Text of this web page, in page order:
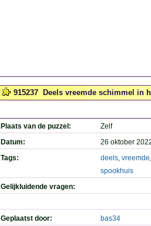
915237 Deels vreemde schimmel in
Plaats van de puzzel:
Zelf
Datum:
26 oktober
Tags:
deels, vreemde
spookhuis
Gelijkluidende vragen:
Geplaatst door: bas34